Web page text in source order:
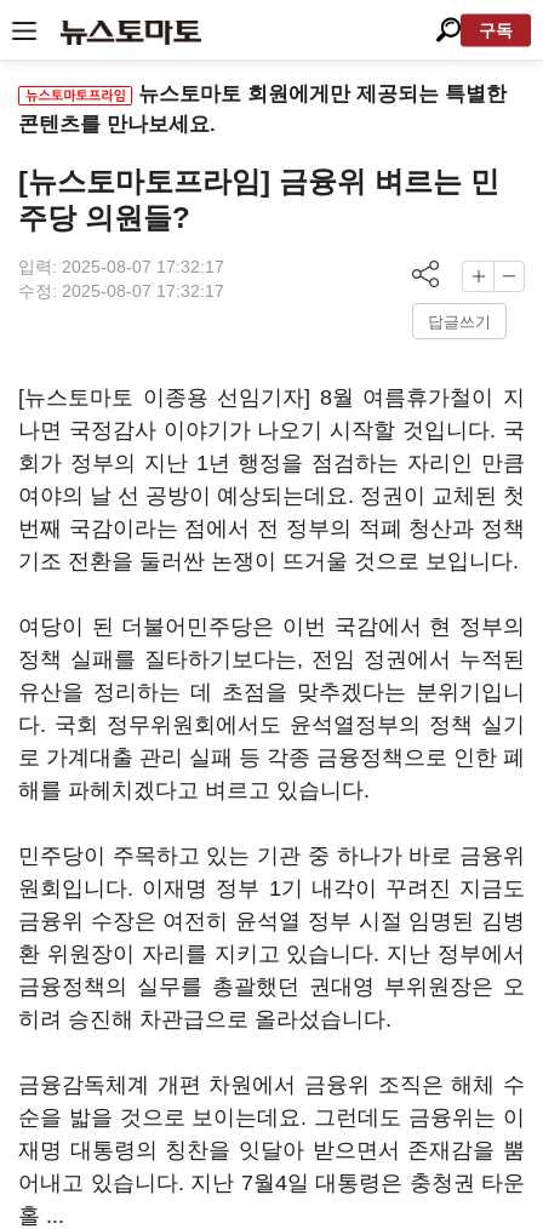
구독
뉴스토마토 회원에게만 제공되는 특별한
콘텐츠를 만나보세요.
[뉴스토마토프라임] 금융위 벼르는 민
주당 의원들?
입력: 2025-08-07 17:32:17
수정: 2025-08-07 17:32:17
답글쓰기
[뉴스토마토 이종용 선임기자] 8월 여름휴가철이 지
나면 국정감사 이야기가 나오기 시작할 것입니다. 국
회가 정부의 지난 1년 행정을 점검하는 자리인 만큼
여야의 날 선 공방이 예상되는데요. 정권이 교체된 첫
번째 국감이라는 점에서 전 정부의 적폐 청산과 정책
기조 전환을 둘러싼 논쟁이 뜨거울 것으로 보입니다.
여당이 된 더불어민주당은 이번 국감에서 현 정부의
정책 실패를 질타하기보다는, 전임 정권에서 누적된
유산을 정리하는 데 초점을 맞추겠다는 분위기입니
다. 국회 정무위원회에서도 윤석열정부의 정책 실기
로 가계대출 관리 실패 등 각종 금융정책으로 인한 폐
해를 파헤치겠다고 벼르고 있습니다.
민주당이 주목하고 있는 기관 중 하나가 바로 금융위
원회입니다. 이재명 정부 1기 내각이 꾸려진 지금도
금융위 수장은 여전히 윤석열 정부 시절 임명된 김병
환 위원장이 자리를 지키고 있습니다. 지난 정부에서
금융정책의 실무를 총괄했던 권대영 부위원장은 오
히려 승진해 차관급으로 올라섰습니다.
금융감독체계 개편 차원에서 금융위 조직은 해체 수
순을 밟을 것으로 보이는데요. 그런데도 금융위는 이
재명 대통령의 칭찬을 잇달아 받으면서 존재감을 뿜
어내고 있습니다. 지난 7월4일 대통령은 충청권 타운
홀 ...